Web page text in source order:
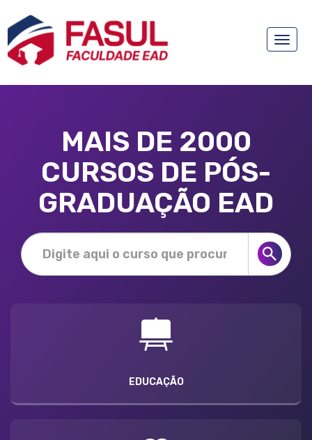
Toggle
MAIS DE 2000
CURSOS DE PÓS-
GRADUAÇÃO EAD
EDUCAÇÃO